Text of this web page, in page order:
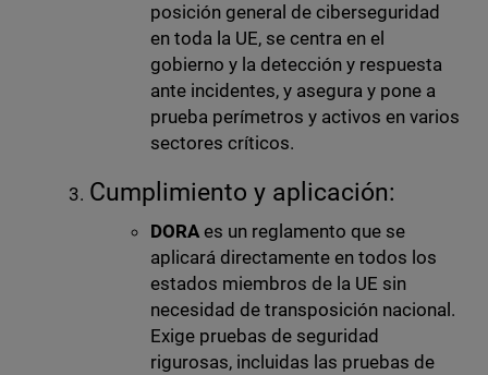
posición general de ciberseguridad
en toda la UE, se centra en el
gobierno y la detección y respuesta
ante incidentes, y asegura y pone a
prueba perímetros y activos en varios
sectores críticos.
Cumplimiento y aplicación:
DORAes un reglamento que se
aplicará directamente en todos los
estados miembros de la UE sin
necesidad de transposición nacional.
Exige pruebas de seguridad
rigurosas, incluidas las pruebas de